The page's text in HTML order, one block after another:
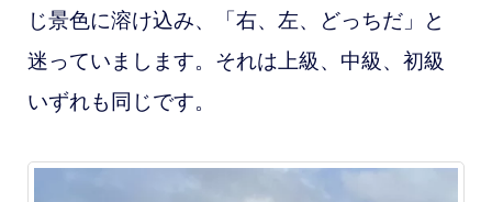
じ景色に溶け込み、「右、左、どっちだ」と
迷っていまします。それは上級、中級、初級
いずれも同じです。